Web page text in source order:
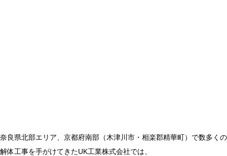
奈良県北部エリア、京都府南部（木津川市・相楽郡精華町）で数多くの
解体工事を手がけてきたUK工業株式会社では、